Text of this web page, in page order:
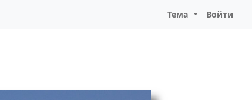
Тема Войти